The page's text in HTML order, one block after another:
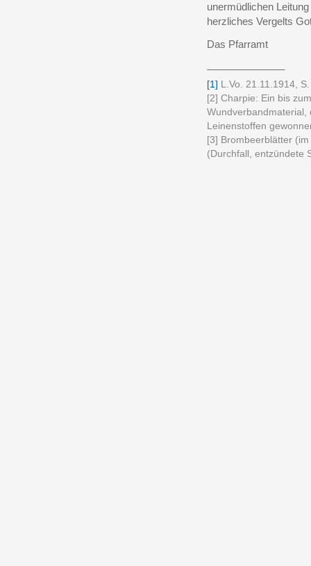
unermüdlichen
herzliches Vergelts
Das Pfarramt
[1] L.Vo. 21.11.1914,
[2] Charpie: Ein bis
Wundverbandmaterial,
Leinenstoffen
[3] Brombeerblätter
(Durchfall, entzündete